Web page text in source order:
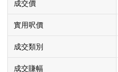
成交價
實用呎價
成交類別
成交賺幅